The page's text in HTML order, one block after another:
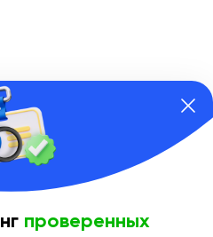
16+
проверенных